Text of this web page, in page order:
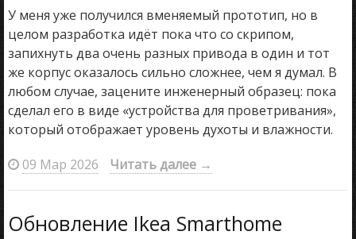
У меня уже получился вменяемый прототип, но в
целом разработка идёт пока что со скрипом,
запихнуть два очень разных привода в один и тот
же корпус оказалось сильно сложнее, чем я думал. В
любом случае, зацените инженерный образец: пока
сделал его в виде «устройства для проветривания»,
который отображает уровень духоты и влажности.
09 Мар 2026
Читать далее →
Обновление Ikea Smarthome